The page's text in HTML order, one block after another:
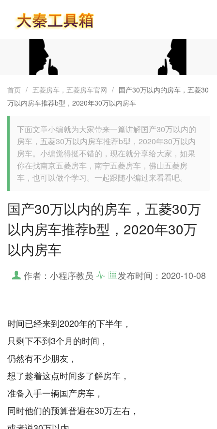
首页 / 五菱房车，五菱房车官网 / 国产30万以内的房车，五菱30
万以内房车推荐b型，2020年30万以内房车
下面文章小编就为大家带来一篇讲解国产30万以内的
房车，五菱30万以内房车推荐b型，2020年30万以内
房车。小编觉得挺不错的，现在就分享给大家，如果
你在找南京五菱房车，南宁五菱房车，佛山五菱房
车，也可以做个学习。一起跟随小编过来看看吧。
国产30万以内的房车，五菱30万
以内房车推荐b型，2020年30万
以内房车
作者：小程序教员 发布时间： 2020-10-08
时间已经来到2020年的下半年，
只剩下不到3个月的时间，
仍然有不少朋友，
想了趁着这点时间多了解房车，
准备入手一辆国产房车，
同时他们的预算普遍在30万左右，